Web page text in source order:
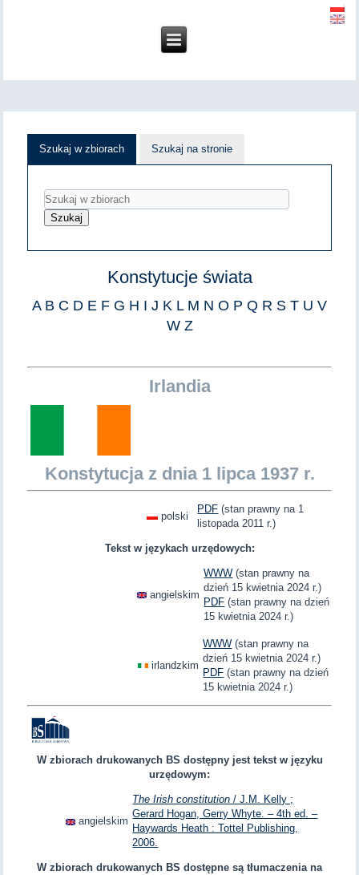
Szukaj w zbiorach Szukaj na stronie
Konstytucje świata
A B C D E F G H I J K L M N O P Q R S T U V
W Z
Irlandia
Konstytucja z dnia 1 lipca 1937 r.
polski
PDF (stan prawny na 1
listopada 2011 r.)
Tekst w językach urzędowych:
angielskim
WWW (stan prawny na
dzień 15 kwietnia 2024 r.)
PDF (stan prawny na dzień
15 kwietnia 2024 r.)
irlandzkim
WWW (stan prawny na
dzień 15 kwietnia 2024 r.)
PDF (stan prawny na dzień
15 kwietnia 2024 r.)
W zbiorach drukowanych BS dostępny jest tekst w języku
urzędowym:
angielskim
The Irish constitution / J.M. Kelly ;
Gerard Hogan, Gerry Whyte. – 4th ed. –
Haywards Heath : Tottel Publishing,
2006.
W zbiorach drukowanych BS dostępne są tłumaczenia na